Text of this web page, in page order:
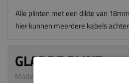
Alle plinten met een dikte van
hier kunnen meerdere kabels
GLADDE PLINT
Model M101 | 18 x 70 mm | MDF